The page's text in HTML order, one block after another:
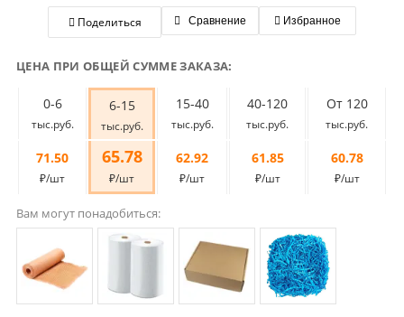
Поделиться Сравнение Избранное
ЦЕНА ПРИ ОБЩЕЙ СУММЕ ЗАКАЗА:
0-6
тыс.руб.
6-15
тыс.руб.
15-40
тыс.руб.
40-120
тыс.руб.
От 120
тыс.руб.
71.50
₽/шт
65.78
₽/шт
62.92
₽/шт
61.85
₽/шт
60.78
₽/шт
Вам могут понадобиться: